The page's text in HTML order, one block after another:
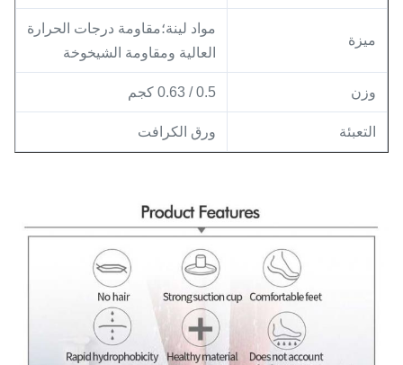
ميزة
مواد لينة؛مقاومة درجات الحرارة
العالية ومقاومة الشيخوخة
وزن 0.5 / 0.63 كجم
التعبئة ورق الكرافت